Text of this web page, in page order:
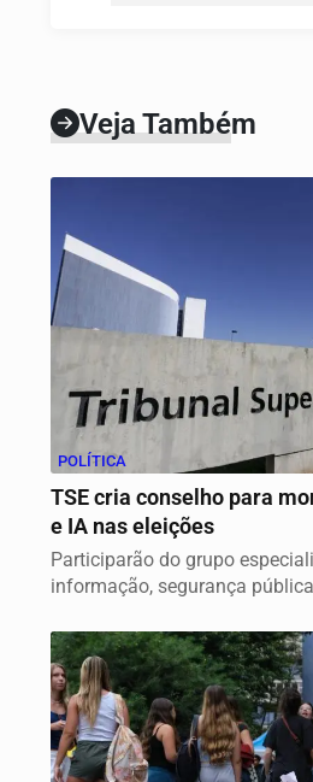
Veja Também
POLÍTICA
TSE cria conselho para
e IA nas eleições
Participarão do grupo
informação, segurança